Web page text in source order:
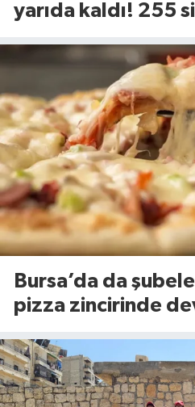
yarıda kaldı! 255
Bursa’da da
pizza zincirinde